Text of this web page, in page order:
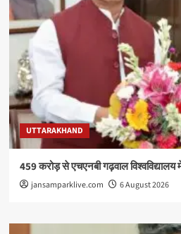
UTTARAKHAND
459 करोड़ से एचएनबी गढ़वाल
jansamparklive.com 6 August 2026